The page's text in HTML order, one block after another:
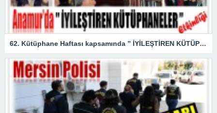
62. Kütüphane Haftası kapsamında ” İYİLEŞTİREN KÜTÜPHANELER ” etkinliği düzenlendi.